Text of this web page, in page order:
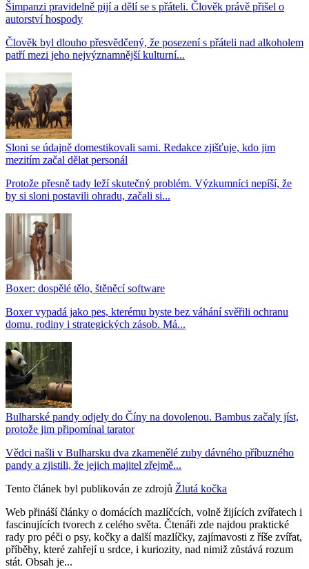
Šimpanzi pravidelně pijí a dělí se s přáteli. Člověk právě přišel o
autorství hospody
Člověk byl dlouho přesvědčený, že posezení s přáteli nad alkoholem
patří mezi jeho nejvýznamnější kulturní...
Sloni se údajně domestikovali sami. Redakce zjišťuje, kdo jim
mezitím začal dělat personál
Protože přesně tady leží skutečný problém. Výzkumníci nepíší, že
by si sloni postavili ohradu, začali si...
Boxer: dospělé tělo, štěněcí software
Boxer vypadá jako pes, kterému byste bez váhání svěřili ochranu
domu, rodiny i strategických zásob. Má...
Bulharské pandy odjely do Číny na dovolenou. Bambus začaly jíst,
protože jim připomínal tarator
Vědci našli v Bulharsku dva zkamenělé zuby dávného příbuzného
pandy a zjistili, že jejich majitel zřejmě...
Tento článek byl publikován ze zdrojů Žlutá kočka
Web přináší články o domácích mazlíčcích, volně žijících zvířatech i
fascinujících tvorech z celého světa. Čtenáři zde najdou praktické
rady pro péči o psy, kočky a další mazlíčky, zajímavosti z říše zvířat,
příběhy, které zahřejí u srdce, i kuriozity, nad nimiž zůstává rozum
stát. Obsah je...